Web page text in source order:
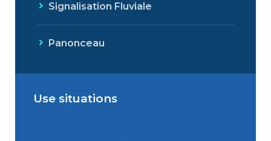
Signalisation Fluviale
Panonceau
Use situations